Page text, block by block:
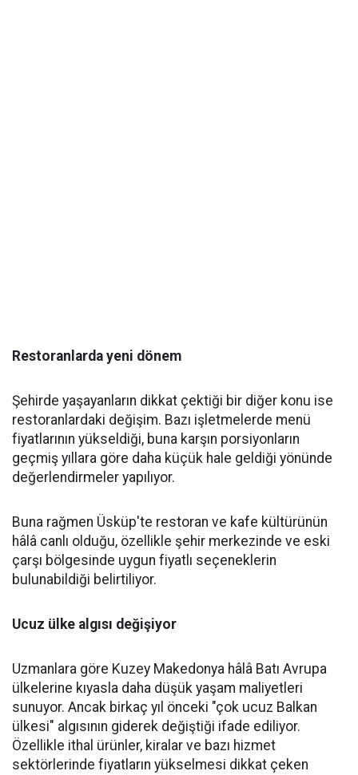
Restoranlarda yeni dönem
Şehirde yaşayanların dikkat çektiği bir diğer konu ise
restoranlardaki değişim. Bazı işletmelerde menü
fiyatlarının yükseldiği, buna karşın porsiyonların
geçmiş yıllara göre daha küçük hale geldiği yönünde
değerlendirmeler yapılıyor.
Buna rağmen Üsküp'te restoran ve kafe kültürünün
hâlâ canlı olduğu, özellikle şehir merkezinde ve eski
çarşı bölgesinde uygun fiyatlı seçeneklerin
bulunabildiği belirtiliyor.
Ucuz ülke algısı değişiyor
Uzmanlara göre Kuzey Makedonya hâlâ Batı Avrupa
ülkelerine kıyasla daha düşük yaşam maliyetleri
sunuyor. Ancak birkaç yıl önceki "çok ucuz Balkan
ülkesi" algısının giderek değiştiği ifade ediliyor.
Özellikle ithal ürünler, kiralar ve bazı hizmet
sektörlerinde fiyatların yükselmesi dikkat çeken